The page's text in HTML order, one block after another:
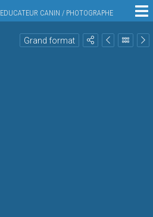
EDUCATEUR CANIN / PHOTOGRAPHE
Grand format